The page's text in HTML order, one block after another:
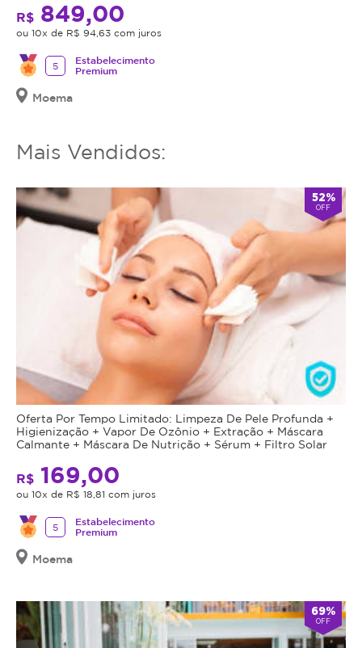
R$ 849,00
ou 10x de R$ 94,63 com juros
5
Estabelecimento
Premium
Moema
Mais Vendidos:
52%
OFF
Oferta Por Tempo Limitado: Limpeza De Pele Profunda +
Higienização + Vapor De Ozônio + Extração + Máscara
Calmante + Máscara De Nutrição + Sérum + Filtro Solar
R$ 169,00
ou 10x de R$ 18,81 com juros
5
Estabelecimento
Premium
Moema
69%
OFF